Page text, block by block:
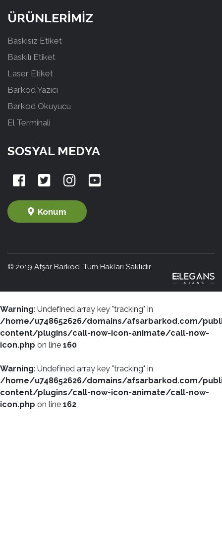
ÜRÜNLERİMİZ
Baskısız Etiket
Baskılı Etiket
Laser Etiket
Barkod Yazıcı
Barkod Okuyucu
El Terminali
SOSYAL MEDYA
Konum
© 2019 Afşar Barkod. Tüm Hakları Saklıdır.
Warning: Undefined array key "tracking" in
/home/u748652626/domains/afsarbarkod.com/
content/plugins/call-now-icon-animate/call-now-
icon.php on line 160
Warning: Undefined array key "tracking" in
/home/u748652626/domains/afsarbarkod.com/
content/plugins/call-now-icon-animate/call-now-
icon.php on line 162